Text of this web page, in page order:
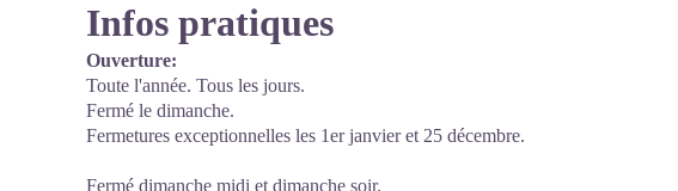
Infos pratiques
Ouverture:
Toute l'année. Tous les jours.
Fermé le dimanche.
Fermetures exceptionnelles les 1er janvier et 25 décembre.
Fermé dimanche midi et dimanche soir.